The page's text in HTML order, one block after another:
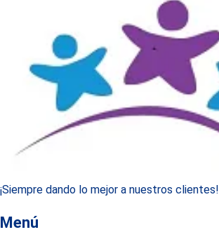
¡Siempre dando lo mejor a nuestros clientes!
Menú